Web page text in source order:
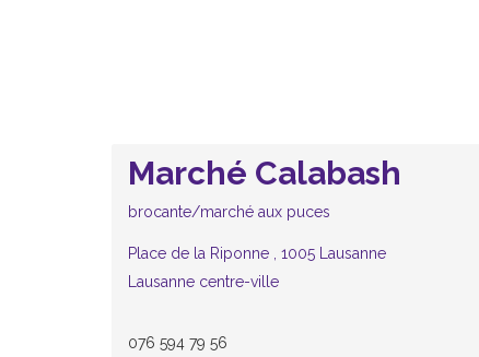
Marché Calabash
brocante/marché aux puces
Place de la Riponne , 1005 Lausanne
Lausanne centre-ville
076 594 79 56